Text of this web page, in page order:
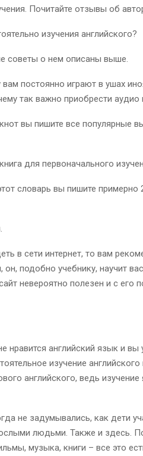
Почитайте отзывы об
изучения английского?
советы о нем описаны выше.
вам постоянно играют в ушах
так важно приобрести аудио
вы пишите все популярные
для первоначального
словарь вы пишите
в сети интернет, то вам
он, подобно учебнику, научит
невероятно полезен и с
нравится английский язык и
изучение
английского, ведь
не задумывались, как дети
людьми. Также и здесь.
музыка, книги – все это